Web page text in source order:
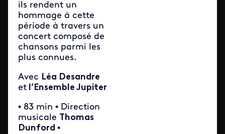
ils rendent un
hommage à cette
période à travers un
concert composé de
chansons parmi les
plus connues.
Avec Léa Desandre
et l’Ensemble Jupiter
• 83 min • Direction
musicale Thomas
Dunford •